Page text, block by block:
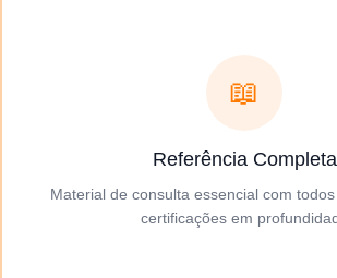
📖
Referência Completa
Material de consulta essencial com
certificações em